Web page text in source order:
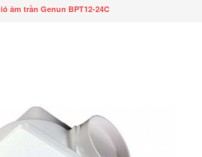
âm trần Genun BPT12-24C